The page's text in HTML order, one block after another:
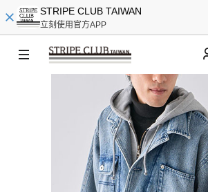
STRIPE CLUB TAIWAN
立刻使用官方APP